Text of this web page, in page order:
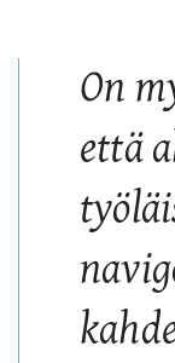
On
että